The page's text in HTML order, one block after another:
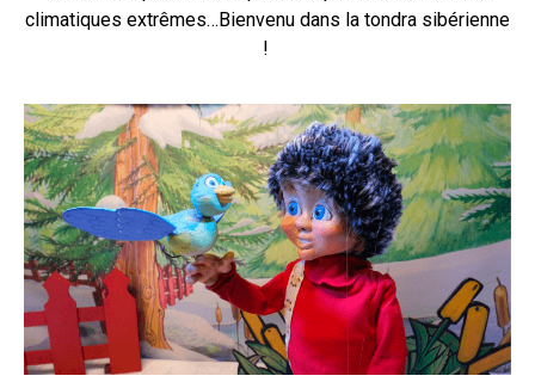
climatiques extrêmes…Bienvenu dans la tondra sibérienne
!